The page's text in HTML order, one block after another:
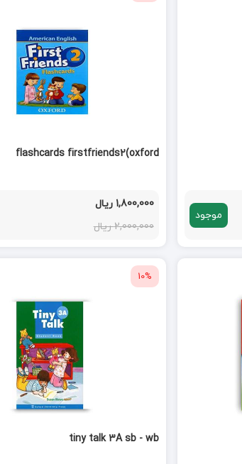
موجود
flashcards firstfriends2(oxford
1,800,000 ریال
2,000,000 ریال
10%
tiny talk 3A sb - wb